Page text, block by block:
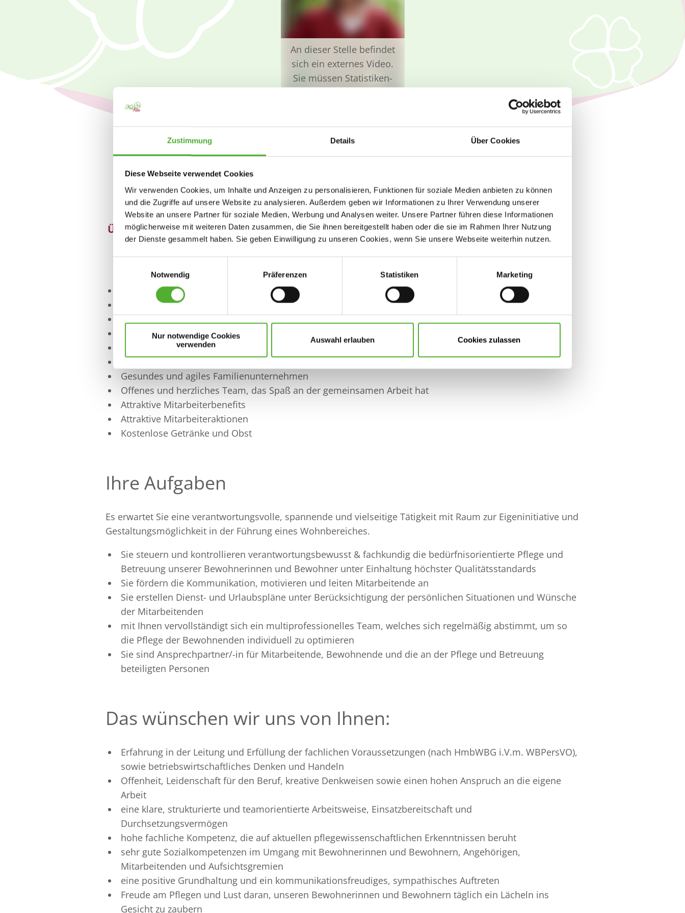
Zustimmung Details Über Cookies
Diese Webseite verwendet Cookies
Wir verwenden Cookies, um Inhalte und Anzeigen zu personalisieren, Funktionen für soziale Medien anbieten zu können
und die Zugriffe auf unsere Website zu analysieren. Außerdem geben wir Informationen zu Ihrer Verwendung unserer
Website an unsere Partner für soziale Medien, Werbung und Analysen weiter. Unsere Partner führen diese Informationen
möglicherweise mit weiteren Daten zusammen, die Sie ihnen bereitgestellt haben oder die sie im Rahmen Ihrer Nutzung
der Dienste gesammelt haben. Sie geben Einwilligung zu unseren Cookies, wenn Sie unsere Webseite weiterhin nutzen.
Notwendig
Präferenzen Statistiken Marketing
Nur notwendige Cookies
verwenden
Auswahl erlauben Cookies zulassen
An dieser Stelle befindet
sich ein externes Video.
Sie müssen Statistiken-
ändern
Das dürfen Sie erwarten
Überdurchschnittliche
Bezahlung
Fort- und
Weiterbildungen
Unbefristeter
Arbeitsvertrag
30 Tage Urlaub
Feste Dienstplanung, die Ihrem Privatleben Freiraum lässt
Modernes, hochwertiges Arbeitsumfeld und Arbeitsmaterialien
Intensive Einarbeitung und Anleitung
Führungskräfte, die sich an den Wünschen der Mitarbeitenden orientieren
Kurze Entscheidungswege und flache Hierarchien
Entwicklungsmöglichkeiten in einem wachsenden Unternehmen
Gesundes und agiles Familienunternehmen
Offenes und herzliches Team, das Spaß an der gemeinsamen Arbeit hat
Attraktive Mitarbeiterbenefits
Attraktive Mitarbeiteraktionen
Kostenlose Getränke und Obst
Ihre Aufgaben
Es erwartet Sie eine verantwortungsvolle, spannende und vielseitige Tätigkeit mit Raum zur Eigeninitiative und
Gestaltungsmöglichkeit in der Führung eines Wohnbereiches.
Sie steuern und kontrollieren verantwortungsbewusst & fachkundig die bedürfnisorientierte Pflege und
Betreuung unserer Bewohnerinnen und Bewohner unter Einhaltung höchster Qualitätsstandards
Sie fördern die Kommunikation, motivieren und leiten Mitarbeitende an
Sie erstellen Dienst- und Urlaubspläne unter Berücksichtigung der persönlichen Situationen und Wünsche
der Mitarbeitenden
mit Ihnen vervollständigt sich ein multiprofessionelles Team, welches sich regelmäßig abstimmt, um so
die Pflege der Bewohnenden individuell zu optimieren
Sie sind Ansprechpartner/-in für Mitarbeitende, Bewohnende und die an der Pflege und Betreuung
beteiligten Personen
Das wünschen wir uns von Ihnen:
Erfahrung in der Leitung und Erfüllung der fachlichen Voraussetzungen (nach HmbWBG i.V.m. WBPersVO),
sowie betriebswirtschaftliches Denken und Handeln
Offenheit, Leidenschaft für den Beruf, kreative Denkweisen sowie einen hohen Anspruch an die eigene
Arbeit
eine klare, strukturierte und teamorientierte Arbeitsweise, Einsatzbereitschaft und
Durchsetzungsvermögen
hohe fachliche Kompetenz, die auf aktuellen pflegewissenschaftlichen Erkenntnissen beruht
sehr gute Sozialkompetenzen im Umgang mit Bewohnerinnen und Bewohnern, Angehörigen,
Mitarbeitenden und Aufsichtsgremien
eine positive Grundhaltung und ein kommunikationsfreudiges, sympathisches Auftreten
Freude am Pflegen und Lust daran, unseren Bewohnerinnen und Bewohnern täglich ein Lächeln ins
Gesicht zu zaubern